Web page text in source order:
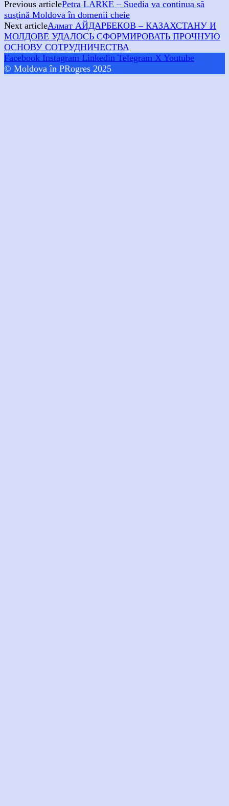
Previous articlePetra LARKE – Suedia va continua să
susținǎ Moldova în domenii cheie
Next articleAлмат АЙДАРБЕКОВ – КАЗАХСТАНУ И
МОЛДОВЕ УДАЛОСЬ СФОРМИРОВАТЬ ПРОЧНУЮ
ОСНОВУ СОТРУДНИЧЕСТВА
Facebook Instagram Linkedin Telegram X Youtube
© Moldova în PRogres 2025